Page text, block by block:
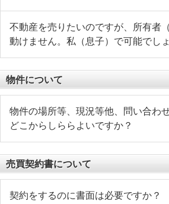
不動産を売りたいのですが、所有者
動けません。私（息子）で可能でし
物件について
物件の場所等、現況等他、問い合わ
どこからしららよいですか？
売買契約書について
契約をするのに書面は必要ですか？